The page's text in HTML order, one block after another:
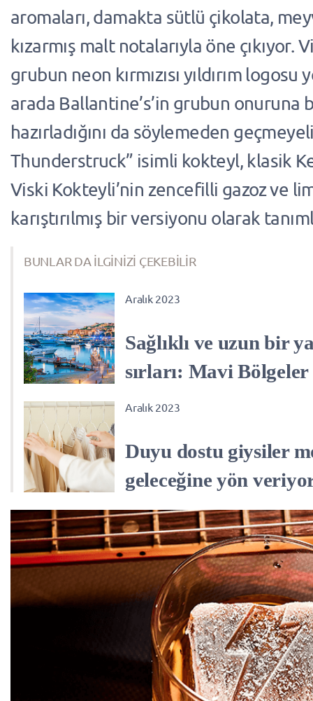
aromaları, damakta sütlü çikolata,
kızarmış malt notalarıyla öne çıkıyor.
grubun neon kırmızısı yıldırım logosu
arada Ballantine’s’in grubun onuruna
hazırladığını da söylemeden
Thunderstruck” isimli kokteyl, klasik
Viski Kokteyli’nin zencefilli gazoz ve
karıştırılmış bir versiyonu olarak
BUNLAR DA İLGİNİZİ ÇEKEBİLİR
Aralık 2023
Sağlıklı ve uzun bir
sırları: Mavi Bölgeler
Aralık 2023
Duyu dostu giysiler
geleceğine yön